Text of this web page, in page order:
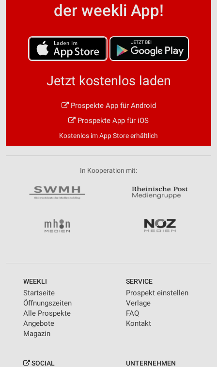
der weekli App!
Jetzt kostenlos laden
Prospekte App für Android
Prospekte App für iOS
Kostenlos im App Store erhältlich
In Kooperation mit:
WEEKLI
Startseite
Öffnungszeiten
Alle Prospekte
Angebote
Magazin
SERVICE
Prospekt einstellen
Verlage
FAQ
Kontakt
SOCIAL UNTERNEHMEN